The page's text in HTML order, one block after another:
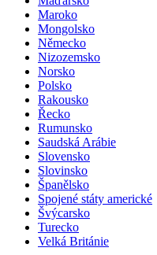
Maroko
Mongolsko
Německo
Nizozemsko
Norsko
Polsko
Rakousko
Řecko
Rumunsko
Saudská Arábie
Slovensko
Slovinsko
Španělsko
Spojené státy americké
Švýcarsko
Turecko
Velká Británie